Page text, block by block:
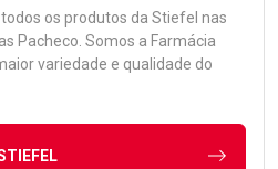
os produtos da Stiefel nas
Pacheco. Somos a Farmácia
variedade e qualidade do